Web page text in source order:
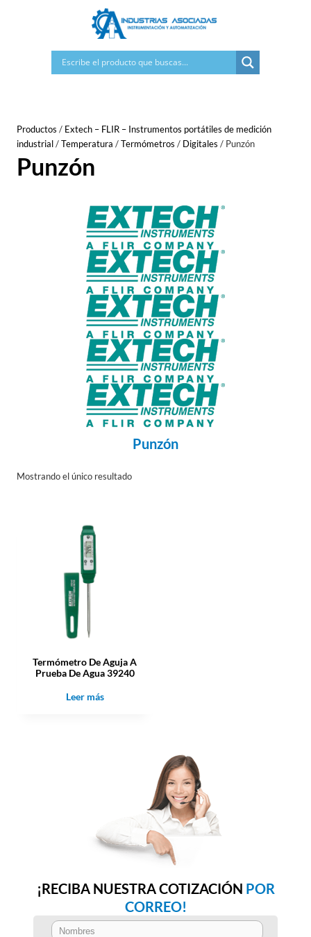
Productos / Extech – FLIR – Instrumentos portátiles de medición
industrial/Temperatura /Termómetros / Digitales / Punzón
Punzón
Punzón
Mostrando el único resultado
Termómetro De Aguja A
Prueba De Agua 39240
Leer más
¡RECIBA NUESTRA COTIZACIÓN POR
CORREO!